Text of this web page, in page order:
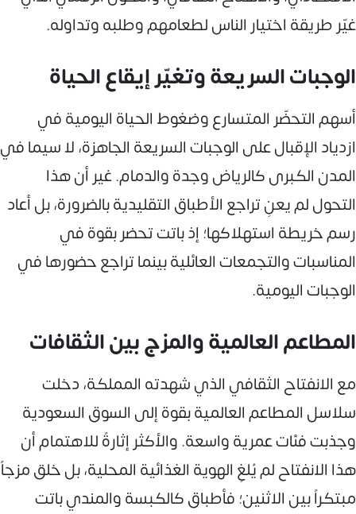
غيّر طريقة اختيار الناس لطعامهم وطلبه وتداوله.
الوجبات السريعة وتغيّر إيقاع الحياة
أسهم التحضّر المتسارع وضغوط الحياة اليومية في
ازدياد الإقبال على الوجبات السريعة الجاهزة، لا سيما في
المدن الكبرى كالرياض وجدة والدمام. غير أن هذا
التحول لم يعنِ تراجع الأطباق التقليدية بالضرورة، بل أعاد
رسم خريطة استهلاكها؛ إذ باتت تحضر بقوة في
المناسبات والتجمعات العائلية بينما تراجع حضورها في
الوجبات اليومية.
المطاعم العالمية والمزج بين الثقافات
مع الانفتاح الثقافي الذي شهدته المملكة، دخلت
سلاسل المطاعم العالمية بقوة إلى السوق السعودية
وجذبت فئات عمرية واسعة. والأكثر إثارةً للاهتمام أن
هذا الانفتاح لم يُلغِ الهوية الغذائية المحلية، بل خلق مزجاً
مبتكراً بين الاثنين؛ فأطباق كالكبسة والمندي باتت